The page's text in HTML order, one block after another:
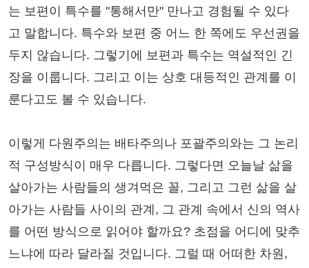
는 보편이 특수를 "통해서만" 만나고 경험될 수 있다
고 말합니다. 특수와 보편 중 어느 한 쪽에도 우선권을
두지 않습니다. 그렇기에 보편과 특수는 역설적인 긴
장을 이룹니다. 그리고 이는 상호 대등적인 관계를 이
룬다고도 볼 수 있습니다.
이렇게 다원주의는 배타주의나 포괄주의와는 그 논리
적 구성방식이 매우 다릅니다. 그렇다면 오늘날 삶을
살아가는 사람들의 생겨먹은 꼴, 그리고 그런 삶을 살
아가는 사람들 사이의 관계, 그 관계 속에서 신의 역사
를 어떤 방식으로 읽어야 할까요? 초점을 어디에 맞추
느냐에 따라 달라질 것입니다. 그럴 때 어떠한 차원,